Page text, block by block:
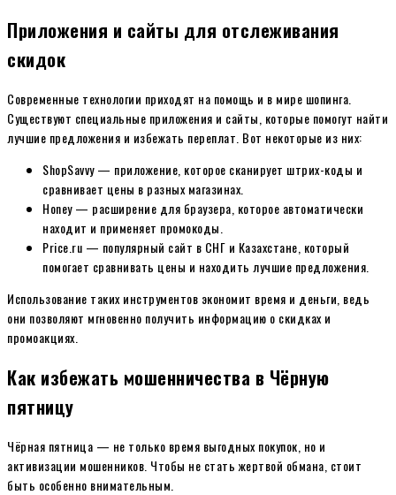
Приложения и сайты для отслеживания
скидок
Современные технологии приходят на помощь и в мире шопинга.
Существуют специальные приложения и сайты, которые помогут найти
лучшие предложения и избежать переплат. Вот некоторые из них:
ShopSavvy — приложение, которое сканирует штрих-коды и
сравнивает цены в разных магазинах.
Honey — расширение для браузера, которое автоматически
находит и применяет промокоды.
Price.ru — популярный сайт в СНГ и Казахстане, который
помогает сравнивать цены и находить лучшие предложения.
Использование таких инструментов экономит время и деньги, ведь
они позволяют мгновенно получить информацию о скидках и
промоакциях.
Как избежать мошенничества в Чёрную
пятницу
Чёрная пятница — не только время выгодных покупок, но и
активизации мошенников. Чтобы не стать жертвой обмана, стоит
быть особенно внимательным.